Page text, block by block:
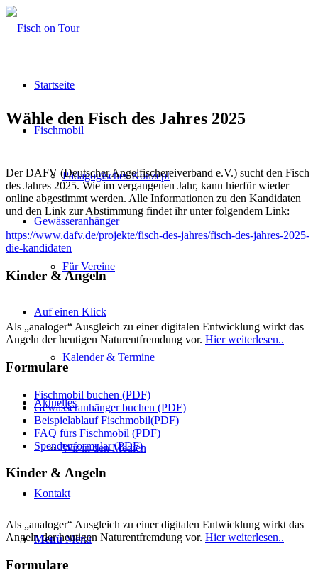
Startseite
Fischmobil
Pädagogisches Konzept
Gewässeranhänger
Für Vereine
Auf einen Klick
Kalender & Termine
Aktuelles
Wir in den Medien
Kontakt
Menü Menü
Wähle den Fisch des Jahres 2025
Der DAFV (Deutscher Angelfischereiverband e.V.) sucht den Fisch
des Jahres 2025. Wie im vergangenen Jahr, kann hierfür wieder
online abgestimmt werden. Alle Informationen zu den Kandidaten
und den Link zur Abstimmung findet ihr unter folgendem Link:
https://www.dafv.de/projekte/fisch-des-jahres/fisch-des-jahres-2025-
die-kandidaten
Kinder & Angeln
Als „analoger“ Ausgleich zu einer digitalen Entwicklung wirkt das
Angeln der heutigen Naturentfremdung vor. Hier weiterlesen..
Formulare
Fischmobil buchen (PDF)
Gewässeranhänger buchen (PDF)
Beispielablauf Fischmobil(PDF)
FAQ fürs Fischmobil (PDF)
Spendenformular (PDF)
Kinder & Angeln
Als „analoger“ Ausgleich zu einer digitalen Entwicklung wirkt das
Angeln der heutigen Naturentfremdung vor. Hier weiterlesen..
Formulare